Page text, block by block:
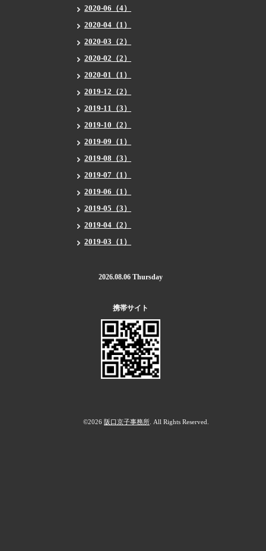
2020-06（4）
2020-04（1）
2020-03（2）
2020-02（2）
2020-01（1）
2019-12（2）
2019-11（3）
2019-10（2）
2019-09（1）
2019-08（3）
2019-07（1）
2019-06（1）
2019-05（3）
2019-04（2）
2019-03（1）
2026.08.06 Thursday
携帯サイト
©2026 阪口京子事務所 . All Rights Reserved.